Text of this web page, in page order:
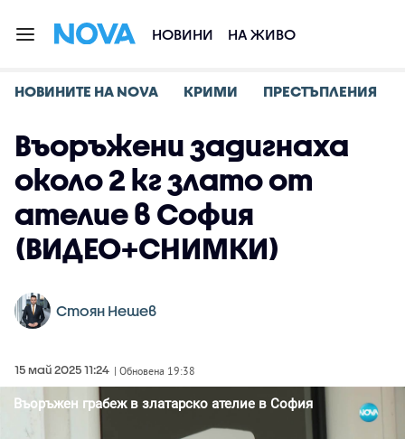
НОВИНИ НА ЖИВО
НОВИНИТЕ НА NOVA КРИМИ ПРЕСТЪПЛЕНИЯ
Въоръжени задигнаха
около 2 кг злато от
ателие в София
(ВИДЕО+СНИМКИ)
Стоян Нешев
15 май 2025 11:24 | Обновена 19:38